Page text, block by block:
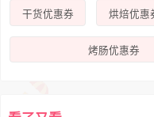
干货优惠券 烘焙优惠
烤肠优惠券